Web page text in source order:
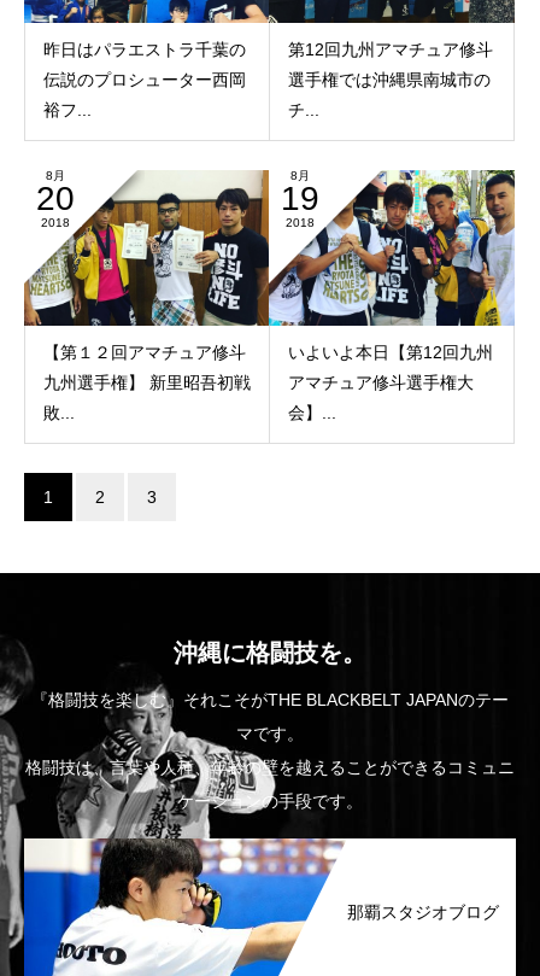
昨日はパラエストラ千葉の
伝説のプロシューター西岡
裕フ...
第12回九州アマチュア修斗
選手権では沖縄県南城市の
チ...
8月
20
2018
【第１２回アマチュア修斗
九州選手権】 新里昭吾初戦
敗...
8月
19
2018
いよいよ本日【第12回九州
アマチュア修斗選手権大
会】...
1 2 3
沖縄に格闘技を。
『格闘技を楽しむ』それこそがTHE BLACKBELT JAPANのテー
マです。
格闘技は、言葉や人種、年齢の壁を越えることができるコミュニ
ケーションの手段です。
那覇スタジオブログ